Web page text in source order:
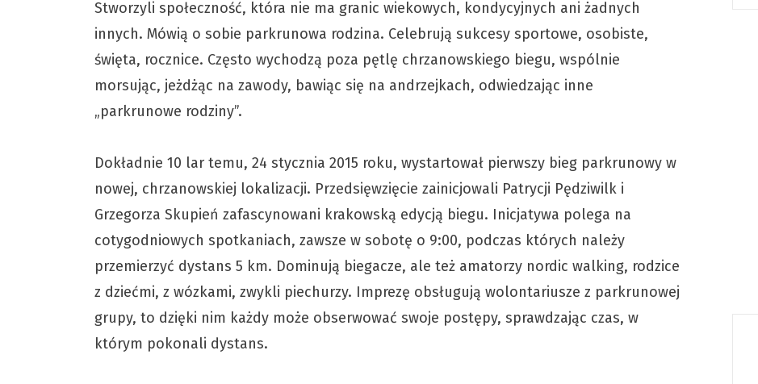
Stworzyli społeczność, która nie ma granic wiekowych, kondycyjnych ani żadnych
innych. Mówią o sobie parkrunowa rodzina. Celebrują sukcesy sportowe, osobiste,
święta, rocznice. Często wychodzą poza pętlę chrzanowskiego biegu, wspólnie
morsując, jeżdżąc na zawody, bawiąc się na andrzejkach, odwiedzając inne
„parkrunowe rodziny”.
Dokładnie 10 lar temu, 24 stycznia 2015 roku, wystartował pierwszy bieg parkrunowy w
nowej, chrzanowskiej lokalizacji. Przedsięwzięcie zainicjowali Patrycji Pędziwilk i
Grzegorza Skupień zafascynowani krakowską edycją biegu. Inicjatywa polega na
cotygodniowych spotkaniach, zawsze w sobotę o 9:00, podczas których należy
przemierzyć dystans 5 km. Dominują biegacze, ale też amatorzy nordic walking, rodzice
z dziećmi, z wózkami, zwykli piechurzy. Imprezę obsługują wolontariusze z parkrunowej
grupy, to dzięki nim każdy może obserwować swoje postępy, sprawdzając czas, w
którym pokonali dystans.